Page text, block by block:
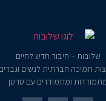
שלובות – חיבור חדש לחיים
תמיכה חברתית לנשים וגברים
ומתמודדים עם סרטן